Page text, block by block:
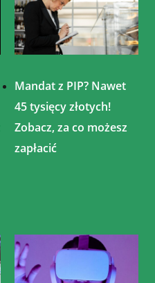
Mandat z PIP? Nawet
45 tysięcy złotych!
Zobacz, za co możesz
zapłacić